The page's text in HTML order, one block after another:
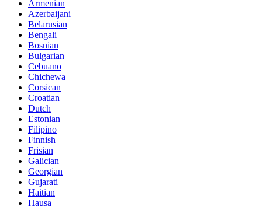
Armenian
Azerbaijani
Belarusian
Bengali
Bosnian
Bulgarian
Cebuano
Chichewa
Corsican
Croatian
Dutch
Estonian
Filipino
Finnish
Frisian
Galician
Georgian
Gujarati
Haitian
Hausa